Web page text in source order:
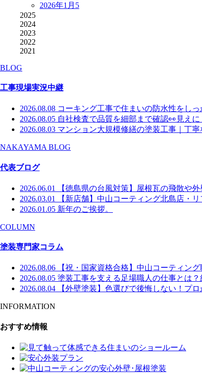
2026年1月 5
2025
2024
2023
2022
2021
BLOG
工事現場実況中継
2026.08.08 コーキング工事で住まいの防水性をしっ
2026.08.05 自社検査で品質を細部まで確認👀見え
2026.08.03 マンション大規模修繕の塗装工事｜丁
NAKAYAMA BLOG
代表ブログ
2026.06.01
【徳島県の台風対策】屋根瓦の飛散や
2026.03.01
【新店舗】中山コーティング北島店・
2026.01.05 新年のご挨拶。
COLUMN
塗装専門家コラム
2026.08.06
【祝・国家資格合格】中山コーティン
2026.08.05 塗装工事を支える足場職人の仕事とは
2026.08.04
【外壁塗装】色選びで後悔しない！プ
INFORMATION
おすすめ情報